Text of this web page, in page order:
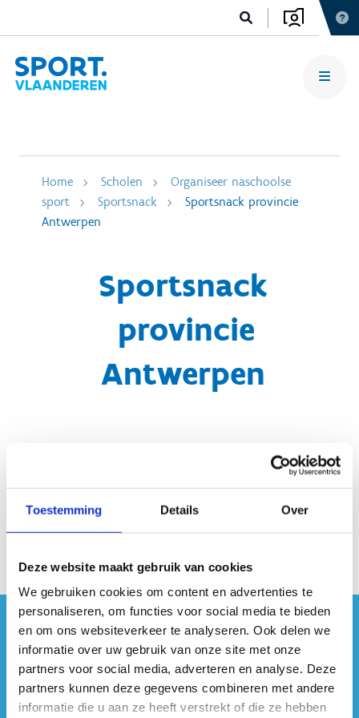
Toestemming Details Over
Deze website maakt gebruik van cookies
We gebruiken cookies om content en advertenties te
personaliseren, om functies voor social media te bieden
en om ons websiteverkeer te analyseren. Ook delen we
informatie over uw gebruik van onze site met onze
partners voor social media, adverteren en analyse. Deze
partners kunnen deze gegevens combineren met andere
informatie die u aan ze heeft verstrekt of die ze hebben
Home Scholen
Organiseer naschoolse
sport
Sportsnack
Sportsnack provincie
Antwerpen
Sportsnack
provincie
Antwerpen
#sportersbelevenmeer
ook op sociale media